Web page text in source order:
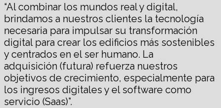
“Al combinar los mundos real y digital,
brindamos a nuestros clientes la tecnología
necesaria para impulsar su transformación
digital para crear los edificios más sostenibles
y centrados en el ser humano. La
adquisición (futura) refuerza nuestros
objetivos de crecimiento, especialmente para
los ingresos digitales y el software como
servicio (Saas)”.